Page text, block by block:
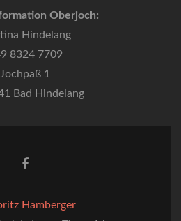
Oberjoch:
Hindelang
8324 7709
Jochpaß 1
Bad Hindelang
Facebook-
Hamberger